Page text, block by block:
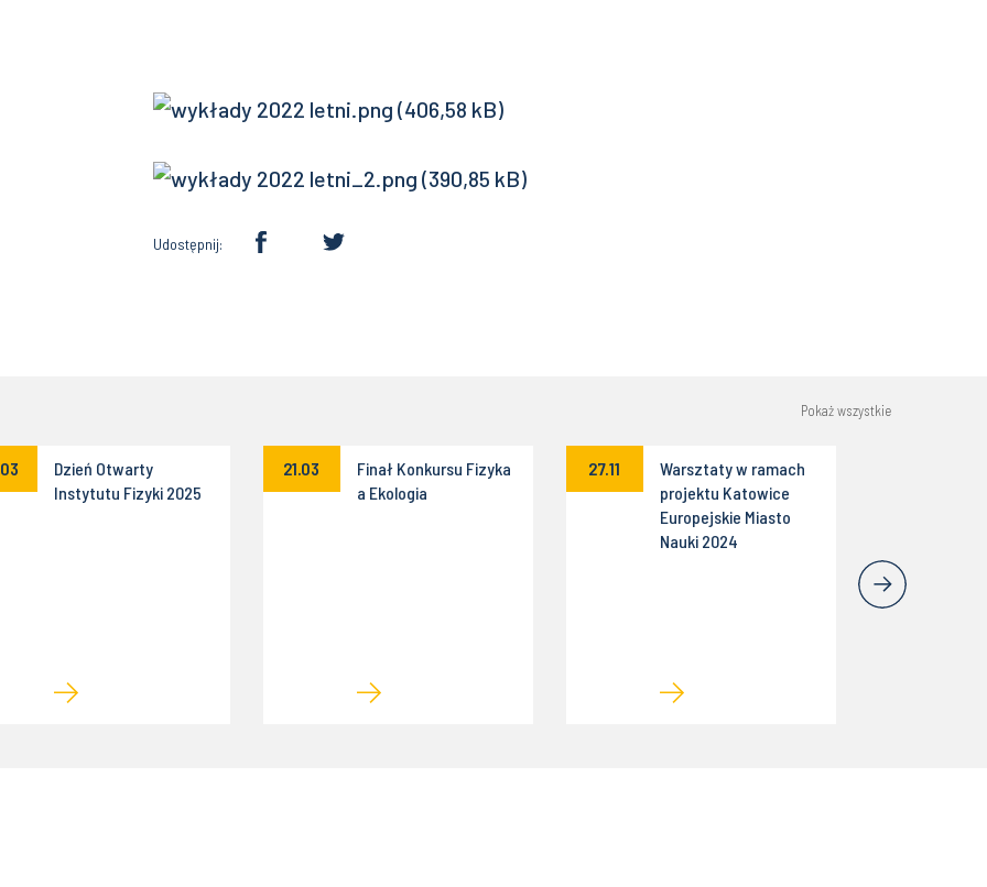
Udostępnij:
Pokaż wszystkie
Dzień Otwarty
Instytutu Fizyki 2025
21.03
Finał Konkursu Fizyka
a Ekologia
27.11
Warsztaty w ramach
projektu Katowice
Europejskie Miasto
Nauki 2024